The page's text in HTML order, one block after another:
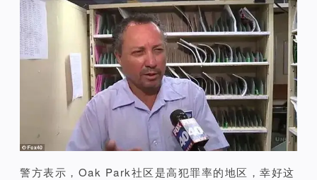
警方表示，Oak Park社区是高犯罪率的地区， 幸好这